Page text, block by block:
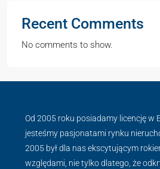
Recent Comments
No comments to show.
Od 2005 roku posiadamy licencję w
jesteśmy pasjonatami rynku
2005 był dla nas ekscytującym
względami, nie tylko dlatego, że